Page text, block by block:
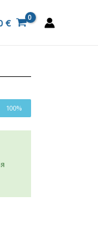
€
100%